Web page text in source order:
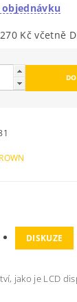
objednávku
29 270 Kč
DISKUZE
jako je LCD